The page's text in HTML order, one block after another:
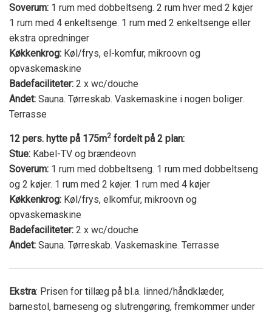
Soverum: 1 rum med dobbeltseng. 2 rum hver med 2 køjer
1 rum med 4 enkeltsenge. 1 rum med 2 enkeltsenge eller
ekstra opredninger
Køkkenkrog: Køl/frys, el-komfur, mikroovn og
opvaskemaskine
Badefaciliteter: 2 x wc/douche
Andet: Sauna. Tørreskab. Vaskemaskine i nogen boliger.
Terrasse
12 pers. hytte på 175m2 fordelt på 2 plan:
Stue: Kabel-TV og brændeovn
Soverum: 1 rum med dobbeltseng. 1 rum med dobbeltseng
og 2 køjer. 1 rum med 2 køjer. 1 rum med 4 køjer
Køkkenkrog: Køl/frys, elkomfur, mikroovn og
opvaskemaskine
Badefaciliteter: 2 x wc/douche
Andet: Sauna. Tørreskab. Vaskemaskine. Terrasse
Ekstra: Prisen for tillæg på bl.a. linned/håndklæder,
barnestol, barneseng og slutrengøring, fremkommer under